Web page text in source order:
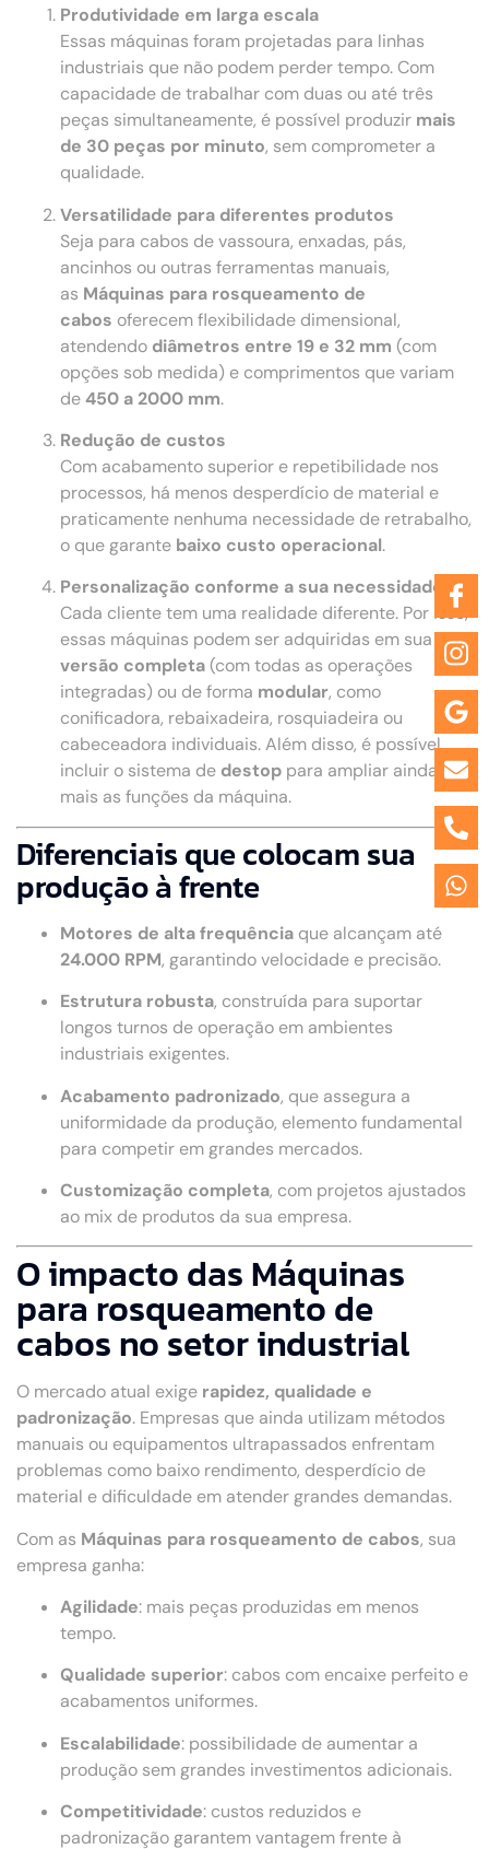
Produtividade em larga escala
Essas máquinas foram projetadas para linhas
industriais que não podem perder tempo. Com
capacidade de trabalhar com duas ou até três
peças simultaneamente, é possível produzir mais
de 30 peças por minuto, sem comprometer a
qualidade.
Versatilidade para diferentes produtos
Seja para cabos de vassoura, enxadas, pás,
ancinhos ou outras ferramentas manuais,
as Máquinas para rosqueamento de
cabos oferecem flexibilidade dimensional,
atendendo diâmetros entre 19 e 32 mm (com
opções sob medida) e comprimentos que variam
de450 a 2000 mm.
Redução de custos
Com acabamento superior e repetibilidade nos
processos, há menos desperdício de material e
praticamente nenhuma necessidade de retrabalho,
o que garante baixo custo operacional.
Personalização conforme a sua necessidade
Cada cliente tem uma realidade diferente. Por isso,
essas máquinas podem ser adquiridas em sua
versão completa (com todas as operações
integradas) ou de forma modular, como
conificadora, rebaixadeira, rosquiadeira ou
cabeceadora individuais. Além disso, é possível
incluir o sistema de destop para ampliar ainda
mais as funções da máquina.
Diferenciais que colocam sua
produção à frente
Motores de alta frequência que alcançam até
24.000 RPM, garantindo velocidade e precisão.
Estrutura robusta, construída para suportar
longos turnos de operação em ambientes
industriais exigentes.
Acabamento padronizado, que assegura a
uniformidade da produção, elemento fundamental
para competir em grandes mercados.
Customização completa, com projetos ajustados
ao mix de produtos da sua empresa.
O impacto das Máquinas
para rosqueamento de
cabos no setor industrial
O mercado atual exige rapidez, qualidade e
padronização. Empresas que ainda utilizam métodos
manuais ou equipamentos ultrapassados enfrentam
problemas como baixo rendimento, desperdício de
material e dificuldade em atender grandes demandas.
Com as Máquinas para rosqueamento de cabos, sua
empresa ganha:
Agilidade: mais peças produzidas em menos
tempo.
Qualidade superior: cabos com encaixe perfeito e
acabamentos uniformes.
Escalabilidade: possibilidade de aumentar a
produção sem grandes investimentos adicionais.
Competitividade: custos reduzidos e
padronização garantem vantagem frente à